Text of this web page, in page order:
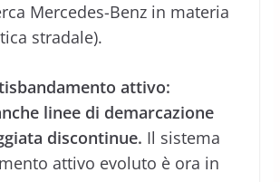
Mercedes-Benz in materia
stradale).
attivo:
linee di demarcazione
discontinue. Il sistema
attivo evoluto è ora in